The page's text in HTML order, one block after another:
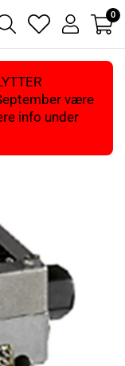
magnifying
glass
heart
light
user
light
0
være
info under